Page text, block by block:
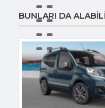
BUNLARI DA